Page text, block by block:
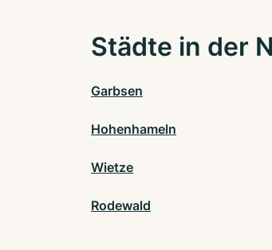
Städte in der
Garbsen
Hohenhameln
Wietze
Rodewald